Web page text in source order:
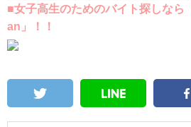
■女子高生のためのバイト探しなら
an」！！